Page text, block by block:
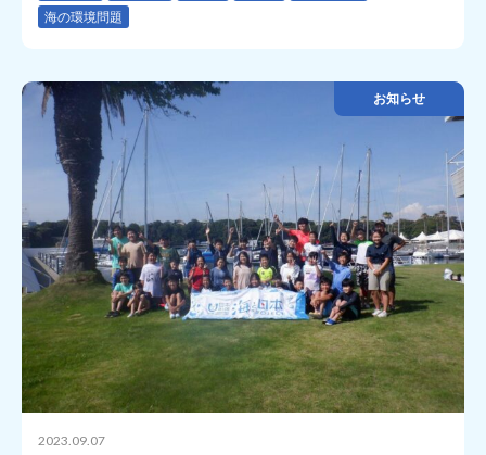
海の環境問題
お知らせ
2023.09.07